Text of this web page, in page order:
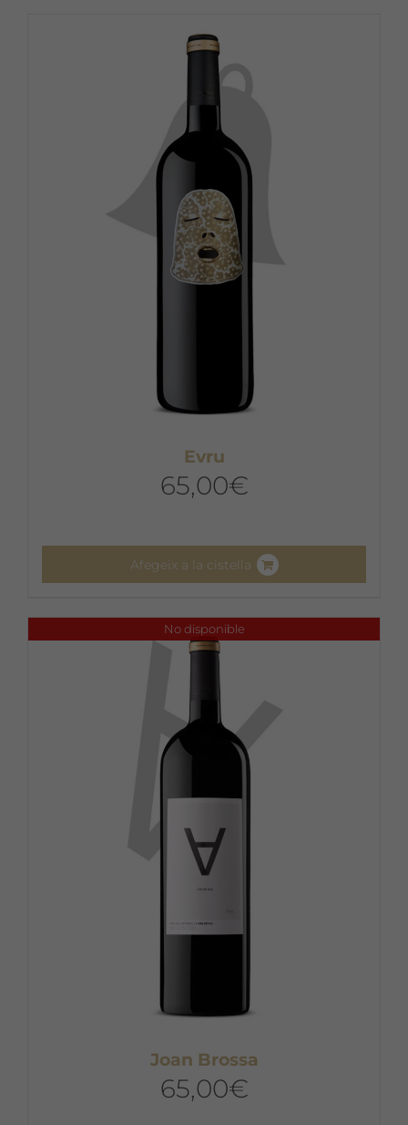
Evru
65,00€
Afegeix a la cistella
No disponible
Joan Brossa
65,00€